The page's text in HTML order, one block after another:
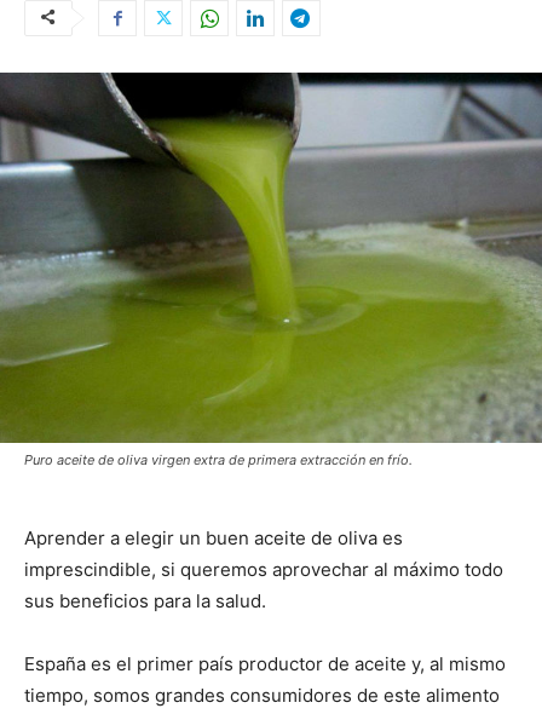
Puro aceite de oliva virgen extra de primera extracción en frío.
Aprender a elegir un buen aceite de oliva es
imprescindible, si queremos aprovechar al máximo todo
sus beneficios para la salud.
España es el primer país productor de aceite y, al mismo
tiempo, somos grandes consumidores de este alimento